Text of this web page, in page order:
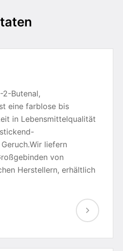
Butenal,
eine farblose bis
in Lebensmittelqualität
liefern
von
Herstellern, erhältlich